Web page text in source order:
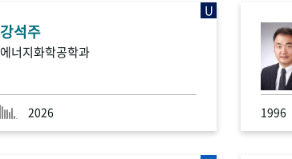
강석주
에너지화학공학과
2026
U
1996